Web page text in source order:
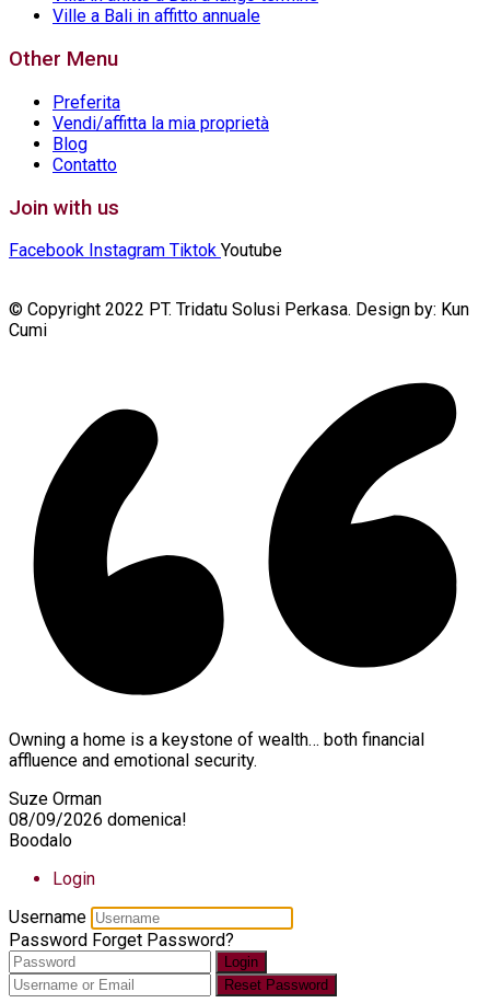
Ville a Bali in affitto annuale
Other Menu
Preferita
Vendi/affitta la mia proprietà
Blog
Contatto
Join with us
Facebook Instagram Tiktok Youtube
© Copyright 2022 PT. Tridatu Solusi Perkasa. Design by: Kun
Cumi
Owning a home is a keystone of wealth… both financial
affluence and emotional security.
Suze Orman
08/09/2026 domenica!
Boodalo
Login
Username
Password Forget Password?
Login
Reset Password